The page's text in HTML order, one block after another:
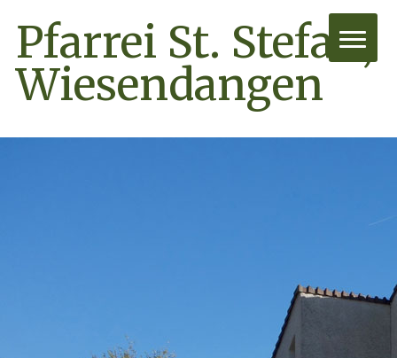
Pfarrei St. Stefan,
Wiesendangen